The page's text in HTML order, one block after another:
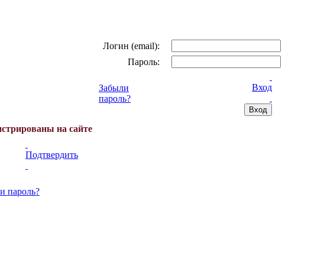
Логин (email):
Пароль:
Забыли
пароль?
Вход
на сайте
Подтвердить
пароль?